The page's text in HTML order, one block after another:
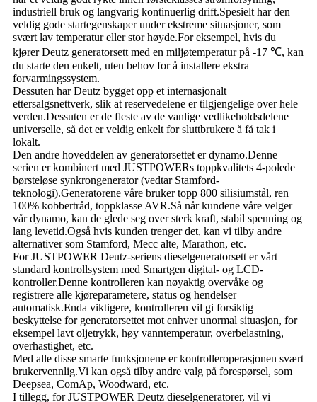
industriell bruk og langvarig kontinuerlig drift.Spesielt har den
veldig gode startegenskaper under ekstreme situasjoner, som
svært lav temperatur eller stor høyde.For eksempel, hvis du
kjører Deutz generatorsett med en miljøtemperatur på -17 ℃, kan
du starte den enkelt, uten behov for å installere ekstra
forvarmingssystem.
Dessuten har Deutz bygget opp et internasjonalt
ettersalgsnettverk, slik at reservedelene er tilgjengelige over hele
verden.Dessuten er de fleste av de vanlige vedlikeholdsdelene
universelle, så det er veldig enkelt for sluttbrukere å få tak i
lokalt.
Den andre hoveddelen av generatorsettet er dynamo.Denne
serien er kombinert med JUSTPOWERs toppkvalitets 4-polede
børsteløse synkrongenerator (vedtar Stamford-
teknologi).Generatorene våre bruker topp 800 silisiumstål, ren
100% kobbertråd, toppklasse AVR.Så når kundene våre velger
vår dynamo, kan de glede seg over sterk kraft, stabil spenning og
lang levetid.Også hvis kunden trenger det, kan vi tilby andre
alternativer som Stamford, Mecc alte, Marathon, etc.
For JUSTPOWER Deutz-seriens dieselgeneratorsett er vårt
standard kontrollsystem med Smartgen digital- og LCD-
kontroller.Denne kontrolleren kan nøyaktig overvåke og
registrere alle kjøreparametere, status og hendelser
automatisk.Enda viktigere, kontrolleren vil gi forsiktig
beskyttelse for generatorsettet mot enhver unormal situasjon, for
eksempel lavt oljetrykk, høy vanntemperatur, overbelastning,
overhastighet, etc.
Med alle disse smarte funksjonene er kontrolleroperasjonen svært
brukervennlig.Vi kan også tilby andre valg på forespørsel, som
Deepsea, ComAp, Woodward, etc.
I tillegg, for JUSTPOWER Deutz dieselgeneratorer, vil vi